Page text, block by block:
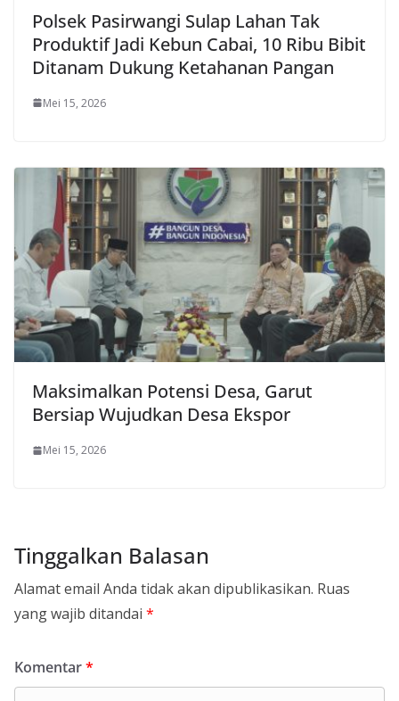
Polsek Pasirwangi Sulap Lahan Tak
Produktif Jadi Kebun Cabai, 10 Ribu Bibit
Ditanam Dukung Ketahanan Pangan
Mei 15, 2026
Maksimalkan Potensi Desa, Garut
Bersiap Wujudkan Desa Ekspor
Mei 15, 2026
Tinggalkan Balasan
Alamat email Anda tidak akan dipublikasikan. Ruas
yang wajib ditandai *
Komentar*